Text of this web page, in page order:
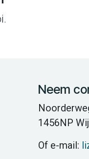
Neem
1456NP
Of e-mail: